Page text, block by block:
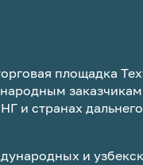
площадка
и странах дальнего
и